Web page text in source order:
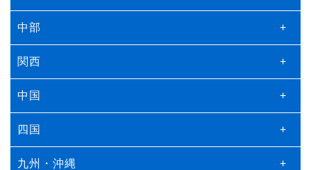
中部 +
関西 +
中国 +
四国 +
九州・沖縄 +